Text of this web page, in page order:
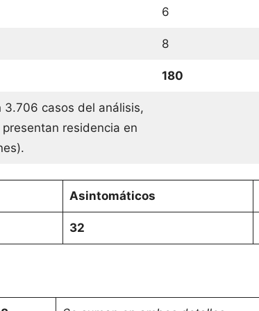
6
8
180
3.706 casos del análisis,
residencia en
Asintomáticos
32